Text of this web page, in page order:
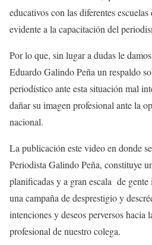
educativos con las diferentes
evidente a la capacitación del
Por lo que, sin lugar a dudas le
Eduardo Galindo Peña un respaldo
periodístico ante esta situación mal
dañar su imagen profesional ante la
nacional.
La publicación este video en donde
Periodista Galindo Peña, constituye
planificadas y a gran escala de gente
una campaña de desprestigio y
intenciones y deseos perversos hacia
profesional de nuestro colega.